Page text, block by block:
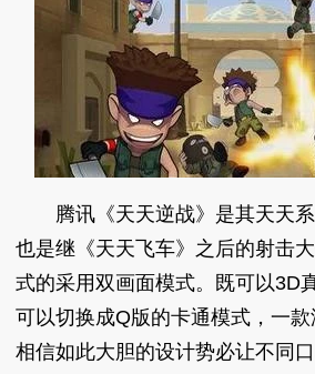
腾讯《天天逆战》是其天天系
也是继《天天飞车》之后的射击
式的采用双画面模式。既可以3D
可以切换成Q版的卡通模式，一款
相信如此大胆的设计势必让不同